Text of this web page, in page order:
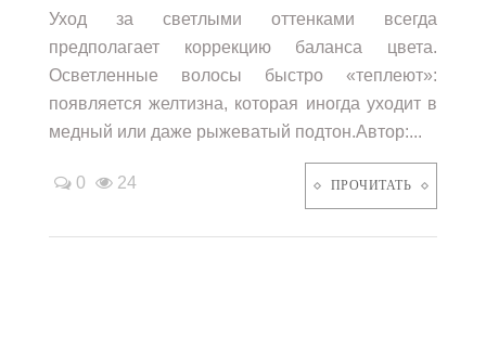
Уход за светлыми оттенками всегда
предполагает коррекцию баланса цвета.
Осветленные волосы быстро «теплеют»:
появляется желтизна, которая иногда уходит в
медный или даже рыжеватый подтон.Автор:...
0 24 ПРОЧИТАТЬ